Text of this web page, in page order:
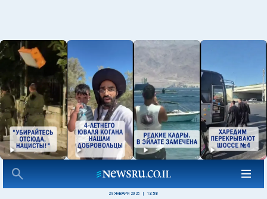
29 ЯНВАРЯ 2026 13:58